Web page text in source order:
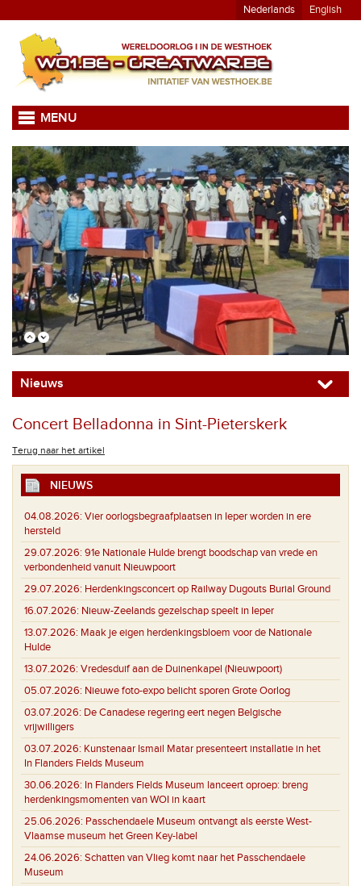
Nederlands English
MENU
Nieuws
Concert Belladonna in Sint-Pieterskerk
Terug naar het artikel
NIEUWS
04.08.2026: Vier oorlogsbegraafplaatsen in Ieper worden in ere
hersteld
29.07.2026: 91e Nationale Hulde brengt boodschap van vrede en
verbondenheid vanuit Nieuwpoort
29.07.2026: Herdenkingsconcert op Railway Dugouts Burial Ground
16.07.2026: Nieuw-Zeelands gezelschap speelt in Ieper
13.07.2026: Maak je eigen herdenkingsbloem voor de Nationale
Hulde
13.07.2026: Vredesduif aan de Duinenkapel (Nieuwpoort)
05.07.2026: Nieuwe foto-expo belicht sporen Grote Oorlog
03.07.2026: De Canadese regering eert negen Belgische
vrijwilligers
03.07.2026: Kunstenaar Ismail Matar presenteert installatie in het
In Flanders Fields Museum
30.06.2026: In Flanders Fields Museum lanceert oproep: breng
herdenkingsmomenten van WOI in kaart
25.06.2026: Passchendaele Museum ontvangt als eerste West-
Vlaamse museum het Green Key-label
24.06.2026: Schatten van Vlieg komt naar het Passchendaele
Museum